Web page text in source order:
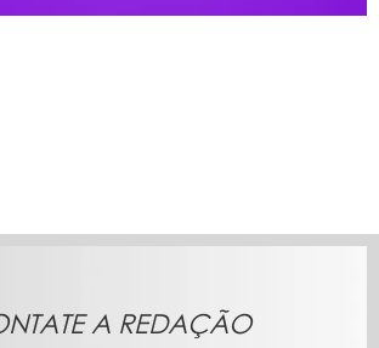
A REDAÇÃO